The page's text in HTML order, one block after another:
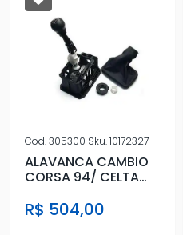
Cod.305300 Sku.10172327
ALAVANCA CAMBIO
CORSA 94/ CELTA
VECTRA 94/
R$ 504,00